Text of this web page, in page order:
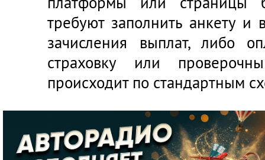
требуют заполнить анкету и
зачисления выплат, либо
страховку или
происходит по стандартным